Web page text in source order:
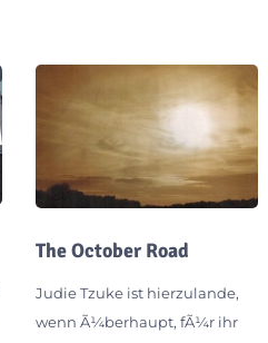
The October Road
Judie Tzuke ist hierzulande,
wenn Ã¼berhaupt, fÃ¼r ihr